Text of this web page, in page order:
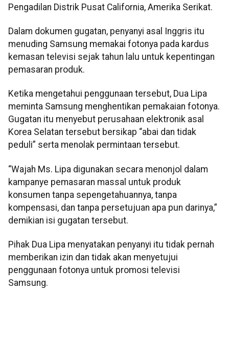
Pengadilan Distrik Pusat California, Amerika Serikat.
Dalam dokumen gugatan, penyanyi asal Inggris itu
menuding Samsung memakai fotonya pada kardus
kemasan televisi sejak tahun lalu untuk kepentingan
pemasaran produk.
Ketika mengetahui penggunaan tersebut, Dua Lipa
meminta Samsung menghentikan pemakaian fotonya.
Gugatan itu menyebut perusahaan elektronik asal
Korea Selatan tersebut bersikap “abai dan tidak
peduli” serta menolak permintaan tersebut.
“Wajah Ms. Lipa digunakan secara menonjol dalam
kampanye pemasaran massal untuk produk
konsumen tanpa sepengetahuannya, tanpa
kompensasi, dan tanpa persetujuan apa pun darinya,”
demikian isi gugatan tersebut.
Pihak Dua Lipa menyatakan penyanyi itu tidak pernah
memberikan izin dan tidak akan menyetujui
penggunaan fotonya untuk promosi televisi
Samsung.